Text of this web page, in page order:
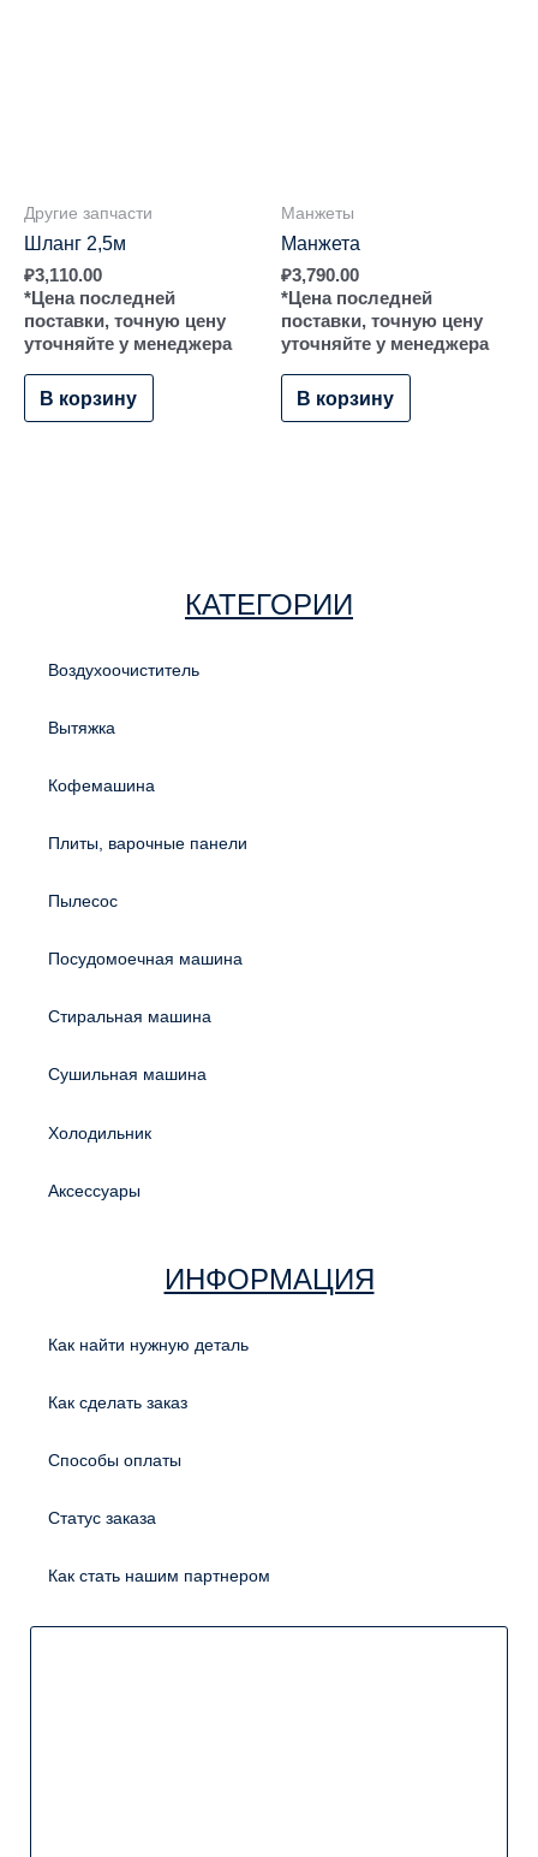
Другие запчасти
Шланг 2,5м
₽3,110.00
*Цена последней
поставки, точную цену
уточняйте у менеджера
В корзину
Манжеты
Манжета
₽3,790.00
*Цена последней
поставки, точную цену
уточняйте у менеджера
В корзину
КАТЕГОРИИ
Воздухоочиститель
Вытяжка
Кофемашина
Плиты, варочные панели
Пылесос
Посудомоечная машина
Стиральная машина
Сушильная машина
Холодильник
Аксессуары
ИНФОРМАЦИЯ
Как найти нужную деталь
Как сделать заказ
Способы оплаты
Статус заказа
Как стать нашим партнером